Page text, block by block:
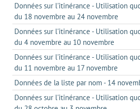
Données sur l'itinérance - Utilisation
du 18 novembre au 24 novembre
Données sur l'itinérance - Utilisation
du 4 novembre au 10 novembre
Données sur l'itinérance - Utilisation
du 11 novembre au 17 novembre
Données de la liste par nom - 14
Données sur l'itinérance - Utilisation